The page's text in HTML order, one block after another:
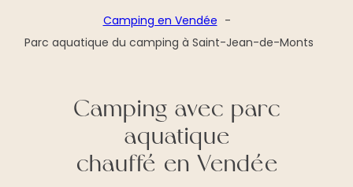
Camping en Vendée
Parc aquatique du camping à Saint-Jean-de-Monts
Camping avec parc
aquatique
chauffé en Vendée